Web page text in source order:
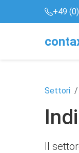
+49
conta
Settori
Il